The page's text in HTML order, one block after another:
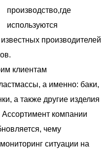
производство,где
используются
производителей
клиентам
а именно: баки,
а также другие изделия
Ассортимент компании
чему
ситуации на